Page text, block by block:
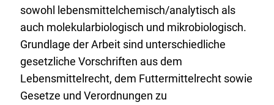
sowohl lebensmittelchemisch/analytisch als
auch molekularbiologisch und mikrobiologisch.
Grundlage der Arbeit sind unterschiedliche
gesetzliche Vorschriften aus dem
Lebensmittelrecht, dem Futtermittelrecht sowie
Gesetze und Verordnungen zu